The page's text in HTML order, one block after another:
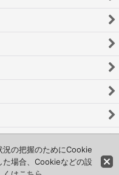
況の把握のためにCookie
た場合、Cookieなどの設